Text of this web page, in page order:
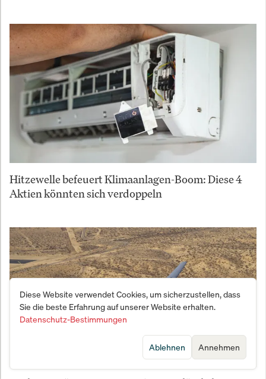
Hitzewelle befeuert Klimaanlagen-Boom: Diese 4
Aktien könnten sich verdoppeln
Diese Website verwendet Cookies, um sicherzustellen, dass
Sie die beste Erfahrung auf unserer Website erhalten.
Datenschutz-Bestimmungen
Annehmen
Ablehnen